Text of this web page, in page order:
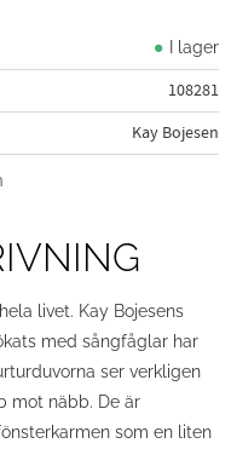
I lager
108281
Kay Bojesen
livet. Kay Bojesens
med sångfåglar har
ser verkligen
mot näbb. De är
som en liten